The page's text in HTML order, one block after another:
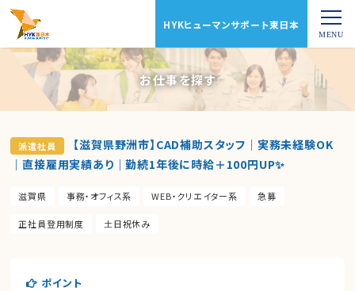
HYKヒューマンサポート東日本
お仕事を探す
派遣社員
【滋賀県野洲市】CAD補助スタッフ｜実務未経験OK
｜直接雇用実績あり｜勤続1年後に時給＋100円UP✨
滋賀県 事務・オフィス系 WEB・クリエイター系 急募
正社員登用制度 土日祝休み
ポイント